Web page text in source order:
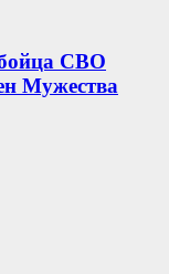
СВО
Мужества